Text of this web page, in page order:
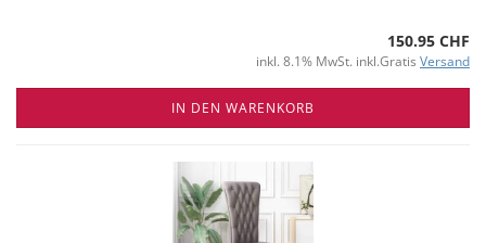
150.95 CHF
inkl. 8.1% MwSt. inkl.Gratis Versand
IN DEN WARENKORB